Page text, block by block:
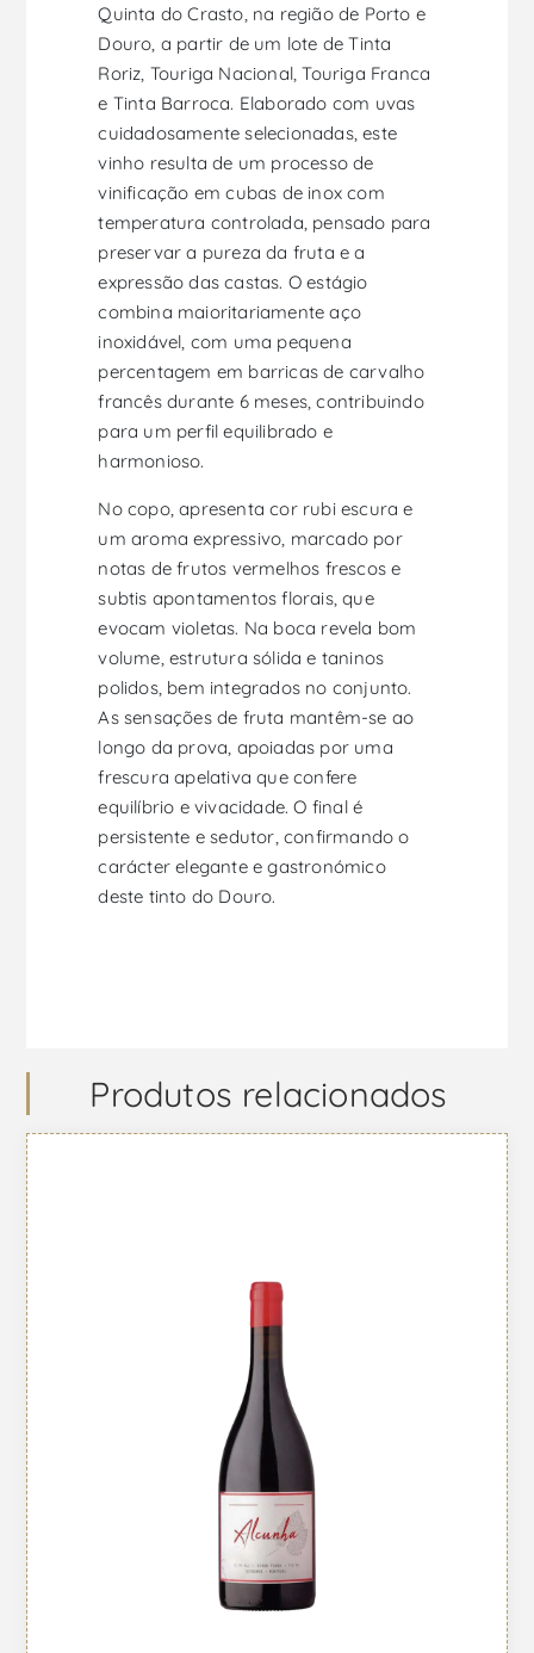
Quinta do Crasto, na região de Porto e
Douro, a partir de um lote de Tinta
Roriz, Touriga Nacional, Touriga Franca
e Tinta Barroca. Elaborado com uvas
cuidadosamente selecionadas, este
vinho resulta de um processo de
vinificação em cubas de inox com
temperatura controlada, pensado para
preservar a pureza da fruta e a
expressão das castas. O estágio
combina maioritariamente aço
inoxidável, com uma pequena
percentagem em barricas de carvalho
francês durante 6 meses, contribuindo
para um perfil equilibrado e
harmonioso.
No copo, apresenta cor rubi escura e
um aroma expressivo, marcado por
notas de frutos vermelhos frescos e
subtis apontamentos florais, que
evocam violetas. Na boca revela bom
volume, estrutura sólida e taninos
polidos, bem integrados no conjunto.
As sensações de fruta mantêm-se ao
longo da prova, apoiadas por uma
frescura apelativa que confere
equilíbrio e vivacidade. O final é
persistente e sedutor, confirmando o
carácter elegante e gastronómico
deste tinto do Douro.
Produtos relacionados